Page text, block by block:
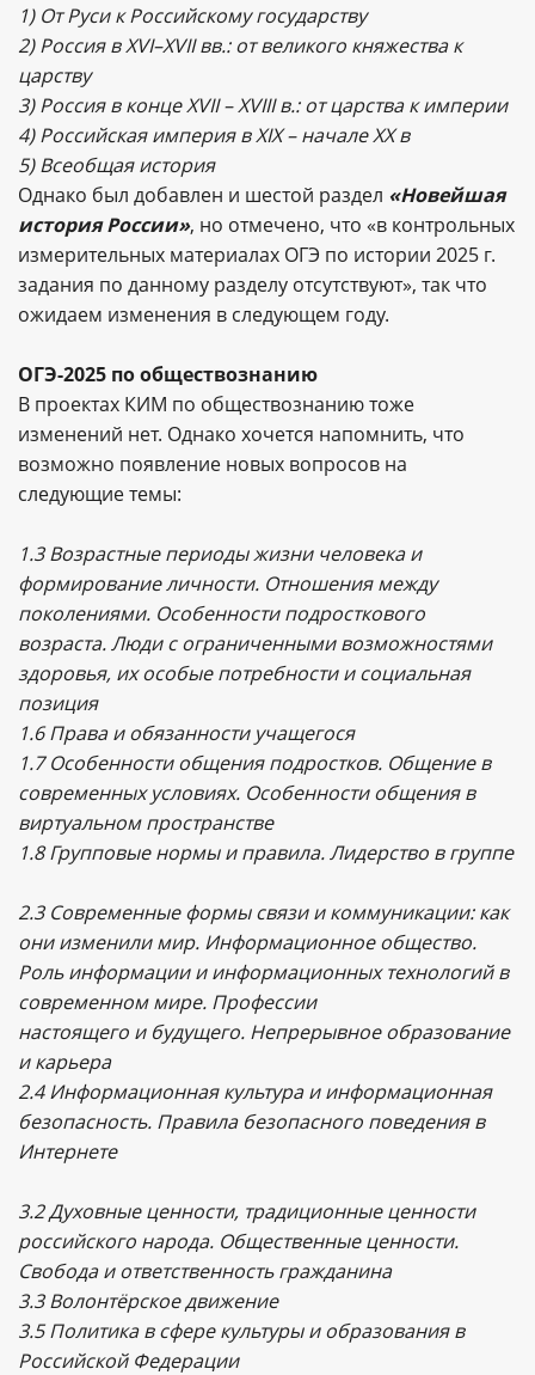
1) От Руси к Российскому государству
2) Россия в XVI–XVII вв.: от великого княжества к
царству
3) Россия в конце XVII – XVIII в.: от царства к империи
4) Российская империя в XIX – начале XX в
5) Всеобщая история
Однако был добавлен и шестой раздел «Новейшая
история России», но отмечено, что «в контрольных
измерительных материалах ОГЭ по истории 2025 г.
задания по данному разделу отсутствуют», так что
ожидаем изменения в следующем году.
ОГЭ-2025 по обществознанию
В проектах КИМ по обществознанию тоже
изменений нет. Однако хочется напомнить, что
возможно появление новых вопросов на
следующие темы:
1.3 Возрастные периоды жизни человека и
формирование личности. Отношения между
поколениями. Особенности подросткового
возраста. Люди с ограниченными возможностями
здоровья, их особые потребности и социальная
позиция
1.6 Права и обязанности учащегося
1.7 Особенности общения подростков. Общение в
современных условиях. Особенности общения в
виртуальном пространстве
1.8 Групповые нормы и правила. Лидерство в группе
2.3 Современные формы связи и коммуникации: как
они изменили мир. Информационное общество.
Роль информации и информационных технологий в
современном мире. Профессии
настоящего и будущего. Непрерывное образование
и карьера
2.4 Информационная культура и информационная
безопасность. Правила безопасного поведения в
Интернете
3.2 Духовные ценности, традиционные ценности
российского народа. Общественные ценности.
Свобода и ответственность гражданина
3.3 Волонтёрское движение
3.5 Политика в сфере культуры и образования в
Российской Федерации